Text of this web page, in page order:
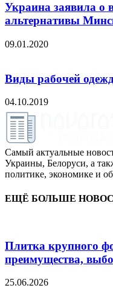
Украина заявила о
альтернативы
09.01.2020
Виды рабочей
04.10.2019
Самый актуальные
Украины, Белоруси, а
политике, экономике и
ЕЩЁ БОЛЬШЕ
Плитка крупного
преимущества,
25.06.2026